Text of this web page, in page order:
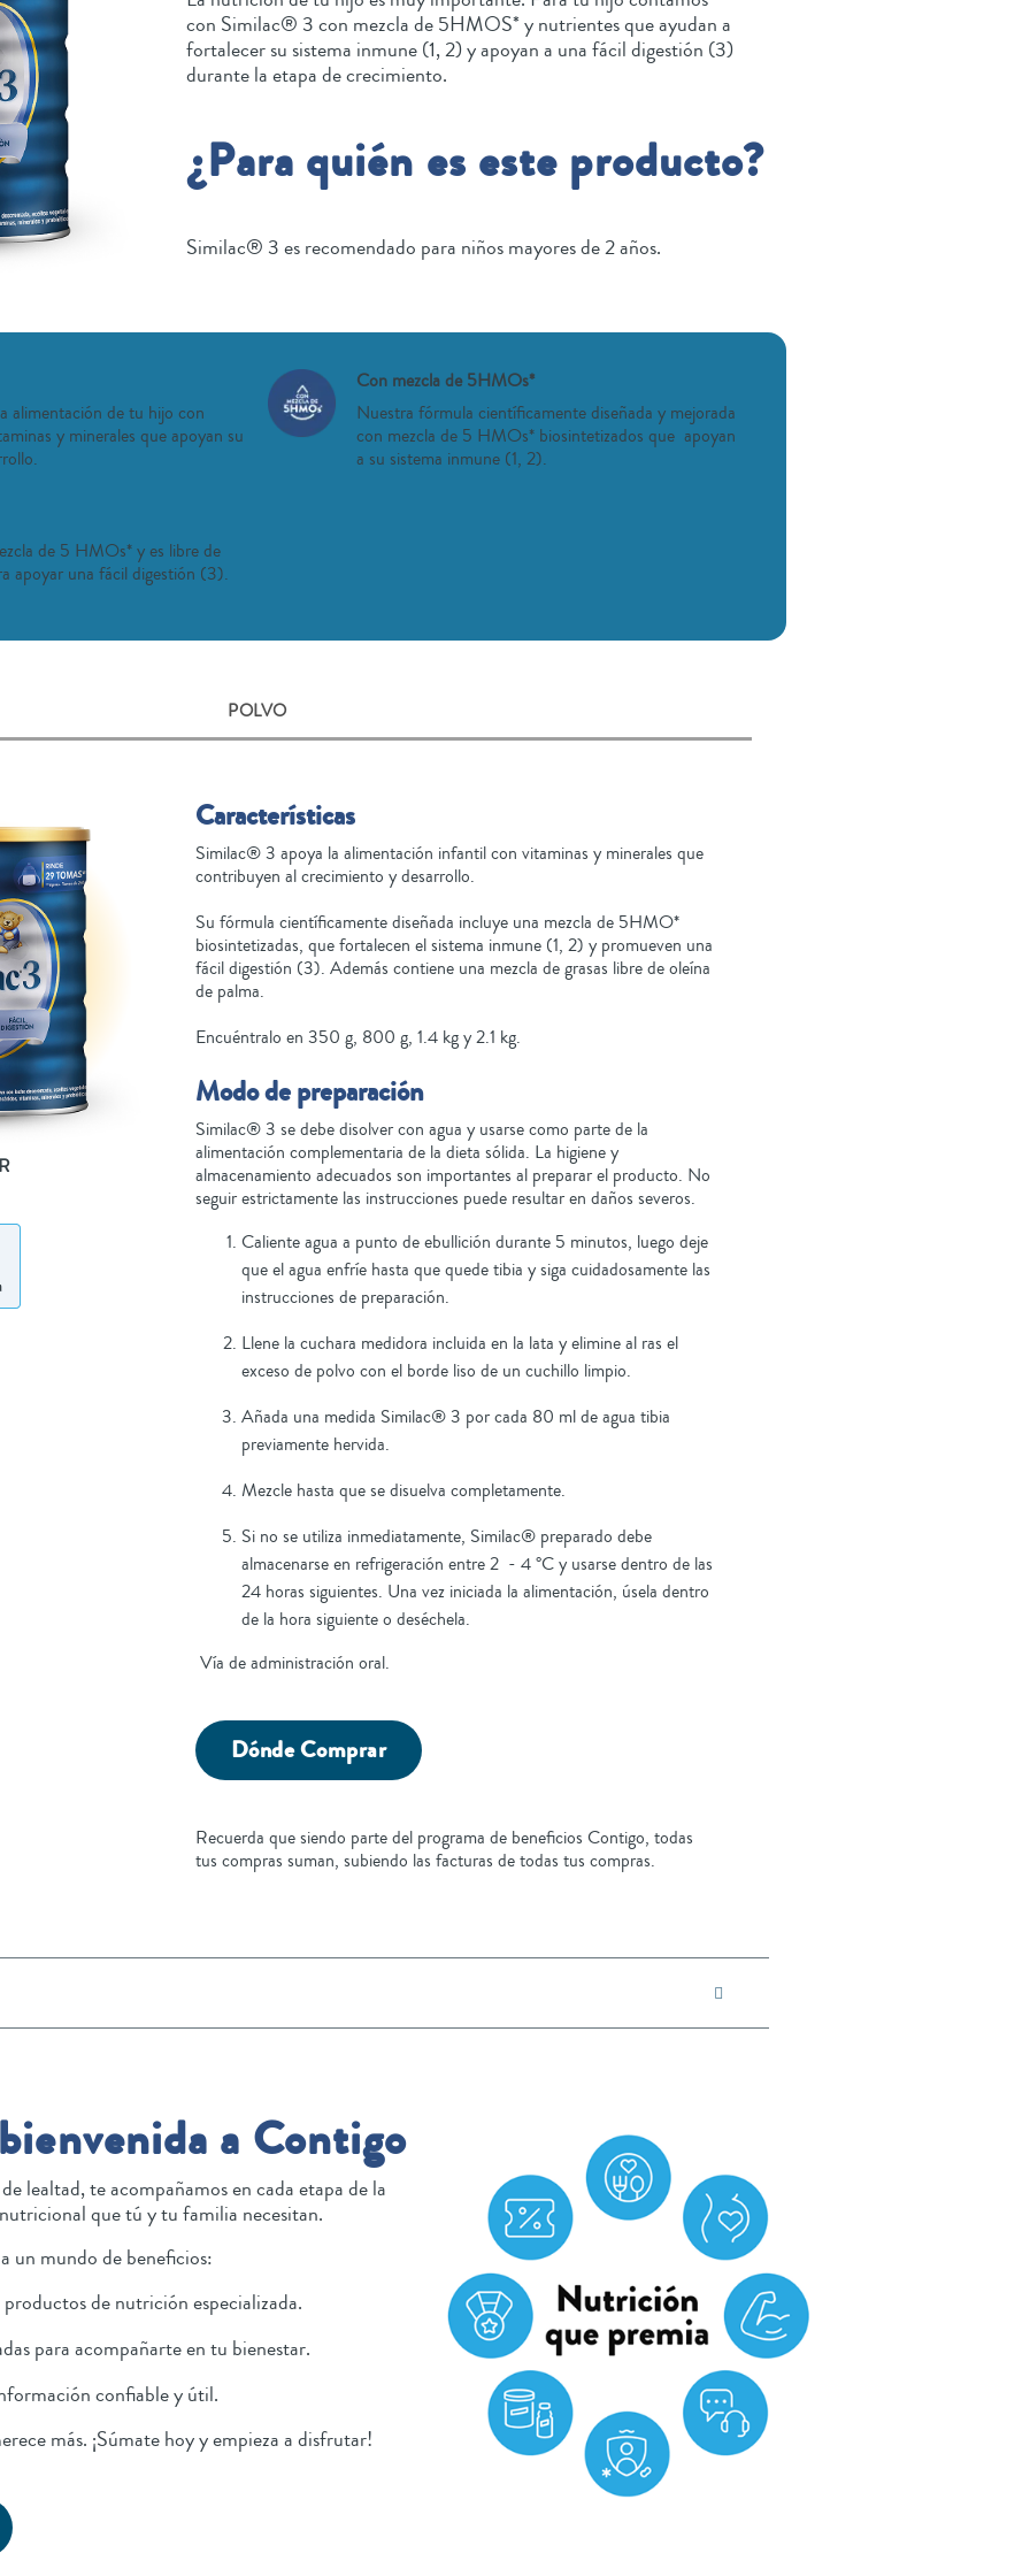
con Similac® 3 con mezcla de 5HMOS* y nutrientes que ayudan a
fortalecer su sistema inmune (1, 2) y apoyan a una fácil digestión (3)
durante la etapa de crecimiento.
¿Para quién es este producto?
Similac® 3 es recomendado para niños mayores de 2 años.
alimentación de tu hijo con
y minerales que apoyan su
de 5 HMOs* y es libre de
apoyar una fácil digestión (3).
Con mezcla de 5HMOs*
Nuestra fórmula científicamente diseñada y mejorada
con mezcla de 5 HMOs* biosintetizados que apoyan
a su sistema inmune (1, 2).
POLVO
Características
Similac® 3 apoya la alimentación infantil con vitaminas y minerales que
contribuyen al crecimiento y desarrollo.
Su fórmula científicamente diseñada incluye una mezcla de 5HMO*
biosintetizadas, que fortalecen el sistema inmune (1, 2) y promueven una
fácil digestión (3). Además contiene una mezcla de grasas libre de oleína
de palma.
Encuéntralo en 350 g, 800 g, 1.4 kg y 2.1 kg.
Modo de preparación
Similac® 3 se debe disolver con agua y usarse como parte de la
alimentación complementaria de la dieta sólida. La higiene y
almacenamiento adecuados son importantes al preparar el producto. No
seguir estrictamente las instrucciones puede resultar en daños severos.
Caliente agua a punto de ebullición durante 5 minutos, luego deje
que el agua enfríe hasta que quede tibia y siga cuidadosamente las
instrucciones de preparación.
Llene la cuchara medidora incluida en la lata y elimine al ras el
exceso de polvo con el borde liso de un cuchillo limpio.
Añada una medida Similac® 3 por cada 80 ml de agua tibia
previamente hervida.
Mezcle hasta que se disuelva completamente.
Si no se utiliza inmediatamente, Similac® preparado debe
almacenarse en refrigeración entre 2 - 4 °C y usarse dentro de las
24 horas siguientes. Una vez iniciada la alimentación, úsela dentro
de la hora siguiente o deséchela.
Vía de administración oral.
Dónde Comprar
Recuerda que siendo parte del programa de beneficios Contigo, todas
tus compras suman, subiendo las facturas de todas tus compras.
a Contigo
lealtad, te acompañamos en cada etapa de la
que tú y tu familia necesitan.
un mundo de beneficios:
de nutrición especializada.
para acompañarte en tu bienestar.
confiable y útil.
más. ¡Súmate hoy y empieza a disfrutar!